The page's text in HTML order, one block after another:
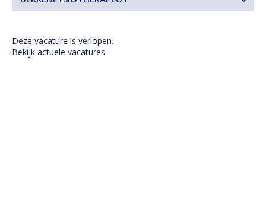
Deze vacature is verlopen.
Bekijk actuele vacatures